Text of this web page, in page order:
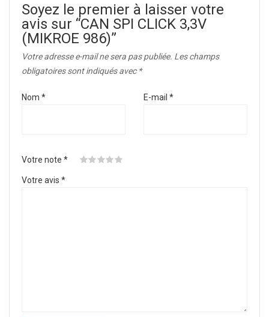
Soyez le premier à laisser votre
avis sur “CAN SPI CLICK 3,3V
(MIKROE 986)”
Votre adresse e-mail ne sera pas publiée. Les champs
obligatoires sont indiqués avec *
Nom * E-mail *
Votre note *
Votre avis *